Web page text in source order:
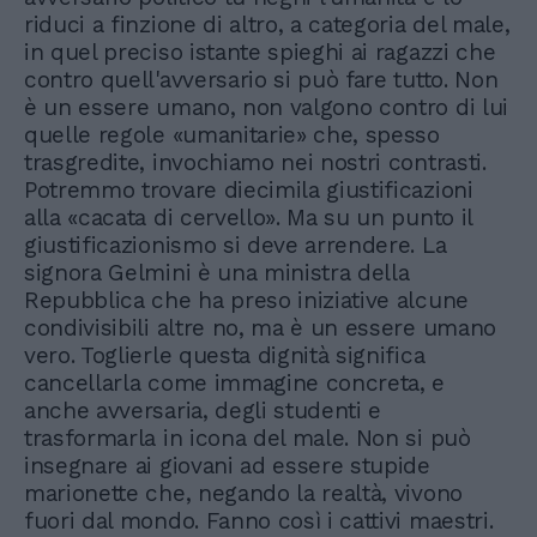
riduci a finzione di altro, a categoria del male,
in quel preciso istante spieghi ai ragazzi che
contro quell'avversario si può fare tutto. Non
è un essere umano, non valgono contro di lui
quelle regole «umanitarie» che, spesso
trasgredite, invochiamo nei nostri contrasti.
Potremmo trovare diecimila giustificazioni
alla «cacata di cervello». Ma su un punto il
giustificazionismo si deve arrendere. La
signora Gelmini è una ministra della
Repubblica che ha preso iniziative alcune
condivisibili altre no, ma è un essere umano
vero. Toglierle questa dignità significa
cancellarla come immagine concreta, e
anche avversaria, degli studenti e
trasformarla in icona del male. Non si può
insegnare ai giovani ad essere stupide
marionette che, negando la realtà, vivono
fuori dal mondo. Fanno così i cattivi maestri.